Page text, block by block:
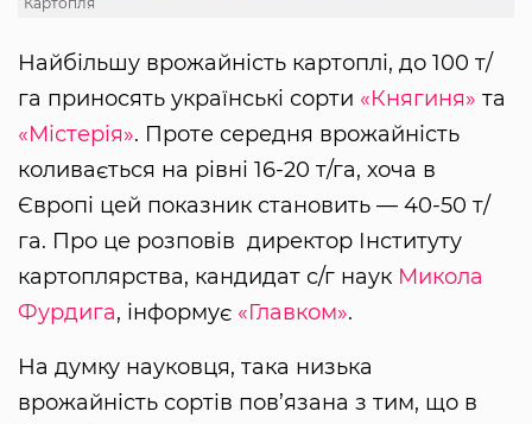
Найбільшу врожайність картоплі, до 100 т/
га приносять українські сорти «Княгиня» та
«Містерія». Проте середня врожайність
коливається на рівні 16-20 т/га, хоча в
Європі цей показник становить — 40-50 т/
га. Про це розповів директор Інституту
картоплярства, кандидат с/г наук Микола
Фурдига, інформує «Главком».
На думку науковця, така низька
врожайність сортів пов’язана з тим, що в